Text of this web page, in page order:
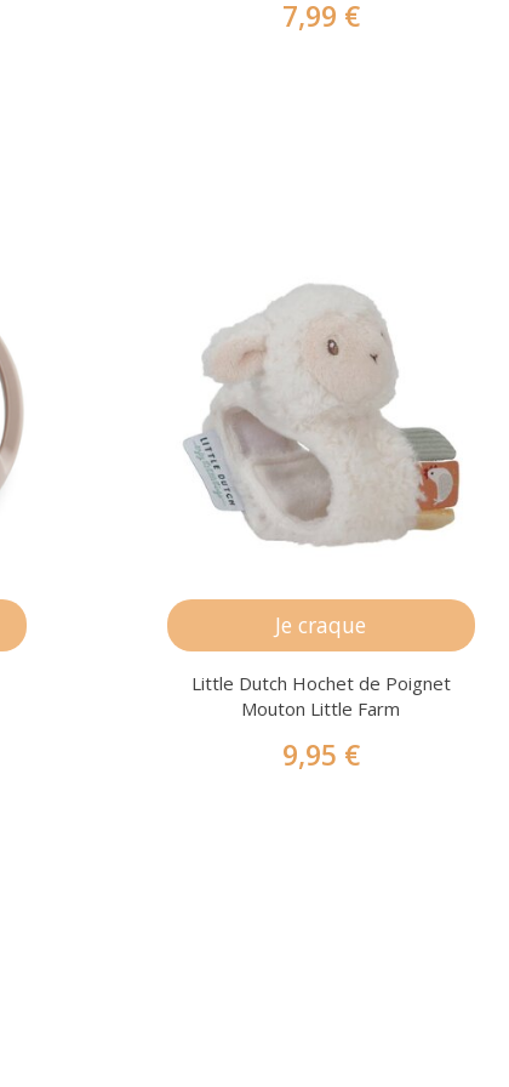
7,99 €
Je craque
Little Dutch Hochet de Poignet
Mouton Little Farm
9,95 €